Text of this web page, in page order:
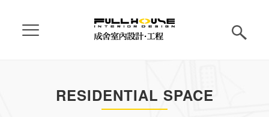
RESIDENTIAL SPACE